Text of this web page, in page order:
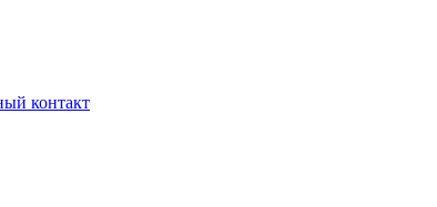
контакт